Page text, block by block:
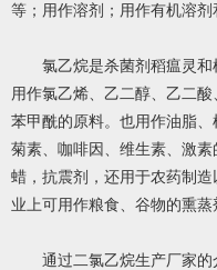
等；用作溶剂；用作有机溶剂
氯乙烷是杀菌剂稻瘟灵和
用作氯乙烯、乙二醇、乙二
苯甲酰的原料。也用作油脂
菊素、咖啡因、维生素、激
蜡，抗震剂，还用于农药制
业上可用作粮食、谷物的熏蒸
通过二氯乙烷生产厂家的